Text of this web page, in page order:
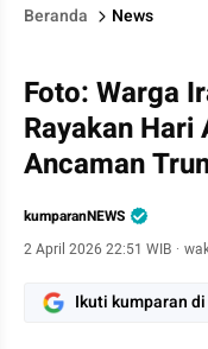
Beranda News
Foto: Warga
Rayakan Hari
Ancaman
kumparanNEWS
2 April 2026 22:51 WIB ·
Ikuti kumparan